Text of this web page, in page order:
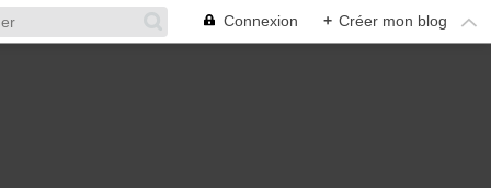
Connexion + Créer mon blog